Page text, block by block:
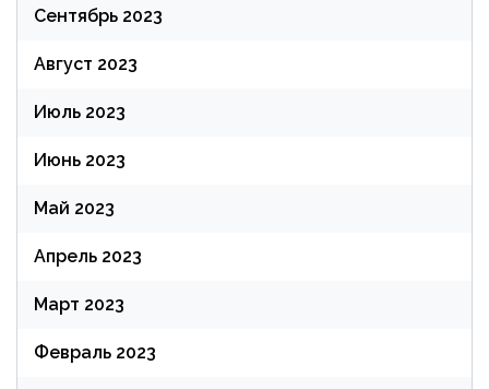
Сентябрь 2023
Август 2023
Июль 2023
Июнь 2023
Май 2023
Апрель 2023
Март 2023
Февраль 2023